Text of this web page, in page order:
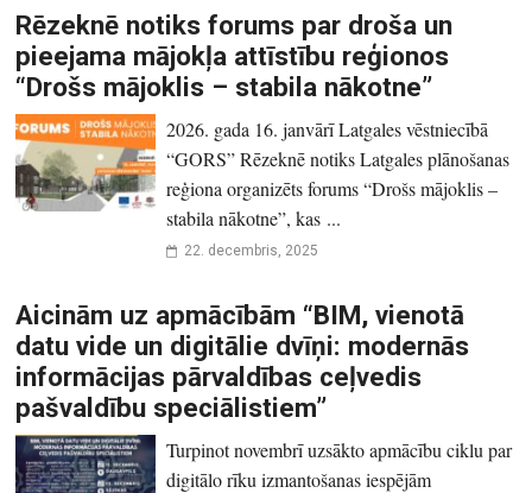
Rēzeknē notiks forums par droša un
pieejama mājokļa attīstību reģionos
“Drošs mājoklis – stabila nākotne”
2026. gada 16. janvārī Latgales vēstniecībā
“GORS” Rēzeknē notiks Latgales plānošanas
reģiona organizēts forums “Drošs mājoklis –
stabila nākotne”, kas ...
22. decembris, 2025
Aicinām uz apmācībām “BIM, vienotā
datu vide un digitālie dvīņi: modernās
informācijas pārvaldības ceļvedis
pašvaldību speciālistiem”
Turpinot novembrī uzsākto apmācību ciklu par
digitālo rīku izmantošanas iespējām